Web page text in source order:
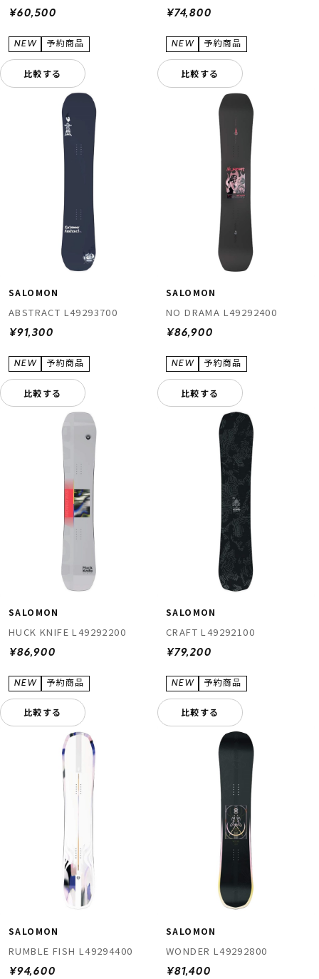
¥60,500
比較する
¥74,800
比較する
SALOMON
ABSTRACT L49293700
¥91,300
比較する
SALOMON
NO DRAMA L49292400
¥86,900
比較する
SALOMON
HUCK KNIFE L49292200
¥86,900
比較する
SALOMON
CRAFT L49292100
¥79,200
比較する
SALOMON
RUMBLE FISH L49294400
¥94,600
SALOMON
WONDER L49292800
¥81,400